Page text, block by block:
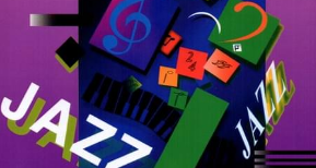
爵士鋼琴教學大全--系列教材(八)爵士